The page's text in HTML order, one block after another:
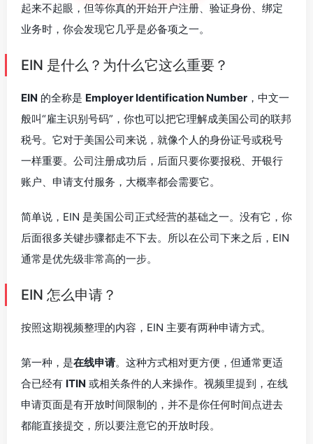
起来不起眼，但等你真的开始开户注册、验证身份、绑定
业务时，你会发现它几乎是必备项之一。
EIN 是什么？为什么它这么重要？
EIN 的全称是 Employer Identification Number ，中文一
般叫“雇主识别号码”，你也可以把它理解成美国公司的联邦
税号。它对于美国公司来说，就像个人的身份证号或税号
一样重要。公司注册成功后，后面只要你要报税、开银行
账户、申请支付服务，大概率都会需要它。
简单说，EIN 是美国公司正式经营的基础之一。没有它，你
后面很多关键步骤都走不下去。所以在公司下来之后，EIN
通常是优先级非常高的一步。
EIN 怎么申请？
按照这期视频整理的内容，EIN 主要有两种申请方式。
第一种，是在线申请。这种方式相对更方便，但通常更适
合已经有 ITIN 或相关条件的人来操作。视频里提到，在线
申请页面是有开放时间限制的，并不是你任何时间点进去
都能直接提交，所以要注意它的开放时段。